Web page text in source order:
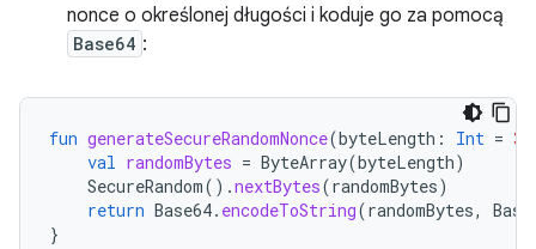
nonce o określonej długości i koduje go za pomocą
Base64 :
fun generateSecureRandomNonce(byteLength : Int = 32
val randomBytes = ByteArray(byteLength)
SecureRandom().nextBytes(randomBytes)
return Base64. encodeToString(randomBytes,
}